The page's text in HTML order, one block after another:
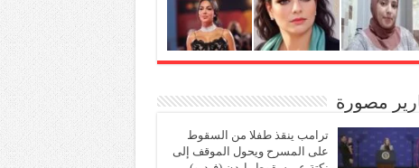
مصورة
ترامب ينقذ طفلا من السقوط
على المسرح ويحول الموقف إلى